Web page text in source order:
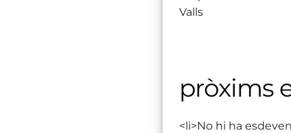
Valls
pròxims
<li>No hi ha